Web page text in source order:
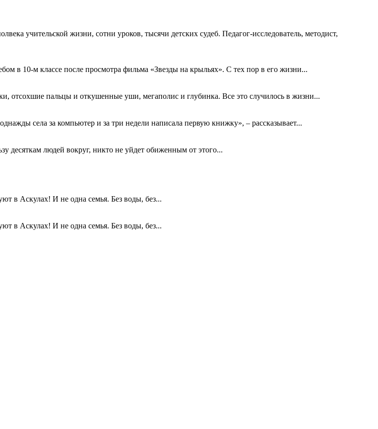
учительской жизни, сотни уроков, тысячи детских судеб. Педагог-исследователь, методист,
в 10-м классе после просмотра фильма «Звезды на крыльях». С тех пор в его жизни...
отсохшие пальцы и откушенные уши, мегаполис и глубинка. Все это случилось в жизни...
села за компьютер и за три недели написала первую книжку», – рассказывает...
десяткам людей вокруг, никто не уйдет обиженным от этого...
в Аскулах! И не одна семья. Без воды, без...
в Аскулах! И не одна семья. Без воды, без...